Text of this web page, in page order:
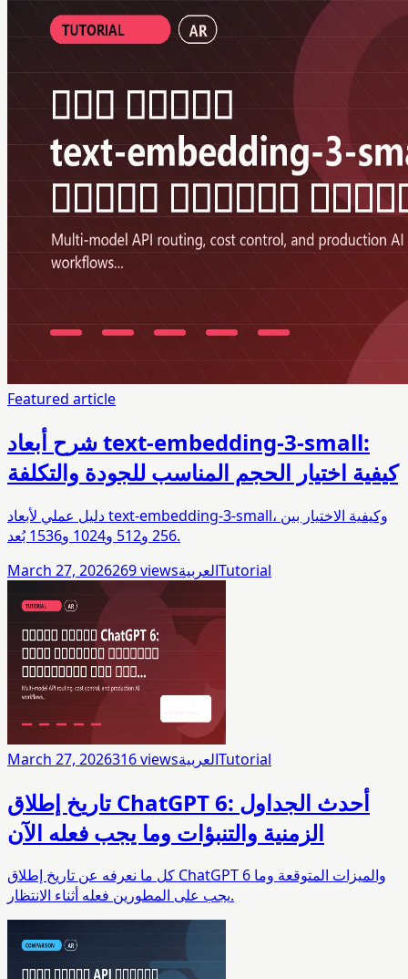
Featured article
شرح أبعاد text-embedding-3-small:
كيفية اختيار الحجم المناسب للجودة والتكلفة
دليل عملي لأبعاد text-embedding-3-small، وكيفية الاختيار بين
256 و512 و1024 و1536 بُعد.
March 27, 2026269viewsالعربيةTutorial
March 27, 2026316viewsالعربيةTutorial
تاريخ إطلاق ChatGPT 6: أحدث الجداول
الزمنية والتنبؤات وما يجب فعله الآن
كل ما نعرفه عن تاريخ إطلاق ChatGPT 6 والميزات المتوقعة وما
يجب على المطورين فعله أثناء الانتظار.